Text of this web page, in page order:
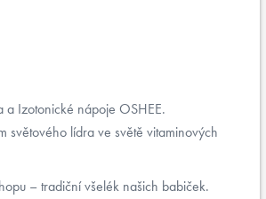
a Izotonické nápoje OSHEE.
světového lídra ve světě vitaminových
– tradiční všelék našich babiček.